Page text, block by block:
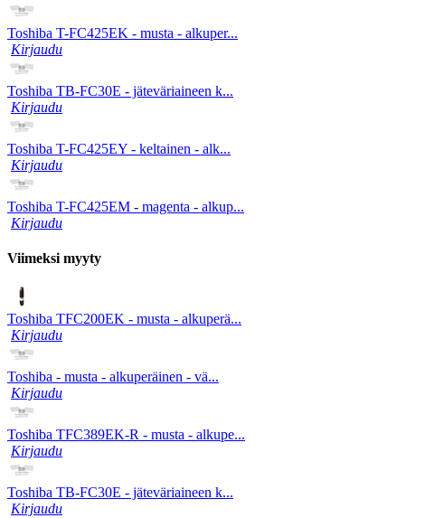
Toshiba T-FC425EK - musta - alkuper...
Kirjaudu
Toshiba TB-FC30E - jäteväriaineen k...
Kirjaudu
Toshiba T-FC425EY - keltainen - alk...
Kirjaudu
Toshiba T-FC425EM - magenta - alkup...
Kirjaudu
Viimeksi myyty
Toshiba TFC200EK - musta - alkuperä...
Kirjaudu
Toshiba - musta - alkuperäinen - vä...
Kirjaudu
Toshiba TFC389EK-R - musta - alkupe...
Kirjaudu
Toshiba TB-FC30E - jäteväriaineen k...
Kirjaudu